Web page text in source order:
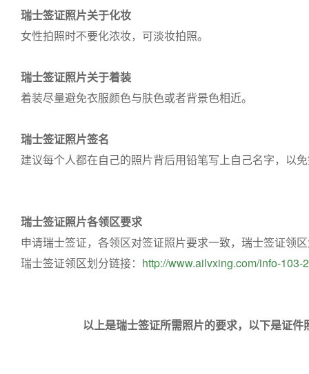
瑞士签证照片关于化妆
女性拍照时不要化浓妆，可淡妆拍照。
瑞士签证照片关于着装
着装尽量避免衣服颜色与肤色或者背景色相近。
瑞士签证照片签名
建议每个人都在自己的照片背后用铅笔写上自己名字，以
瑞士签证照片各领区要求
申请瑞士签证，各领区对签证照片要求一致，瑞士签证领
瑞士签证领区划分链接： http://www.ailvxing.com/info-103-
以上是瑞士签证所需照片的要求，以下是证件